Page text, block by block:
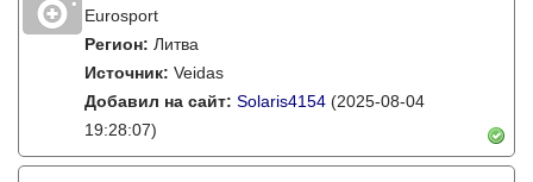
Eurosport
Регион: Литва
Источник: Veidas
Добавил на сайт: Solaris4154 (2025-08-04
19:28:07)